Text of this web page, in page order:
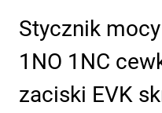
Stycznik
1NO 1NC
zaciski EVK